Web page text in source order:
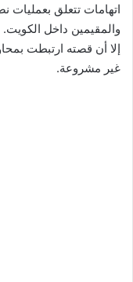
اتهامات تتعلق
والمقيمين داخل الكويت.
إلا أن قصته ارتبطت
غير مشروعة.